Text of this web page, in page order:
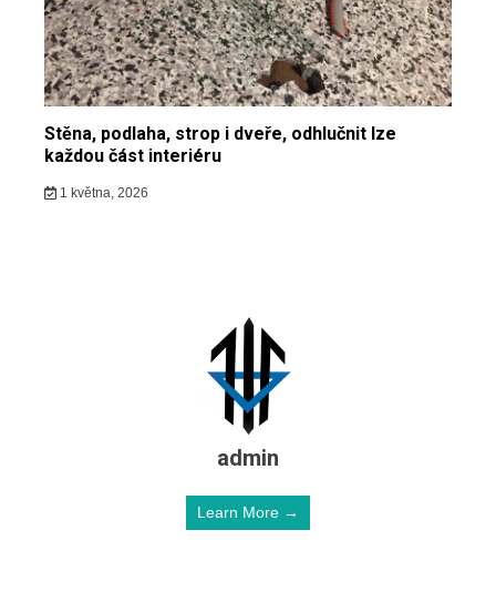
Stěna, podlaha, strop i dveře, odhlučnit lze
každou část interiéru
1 května, 2026
admin
Learn More →